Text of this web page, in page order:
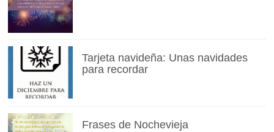
Tarjeta navideña: Unas navidades
para recordar
Frases de Nochevieja